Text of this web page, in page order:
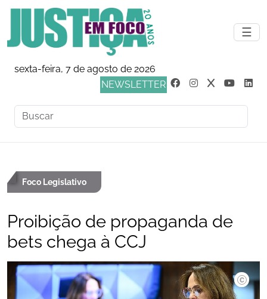
☰
sexta-feira, 7 de agosto de 2026
NEWSLETTER
Foco Legislativo
Proibição de propaganda de
bets chega à CCJ